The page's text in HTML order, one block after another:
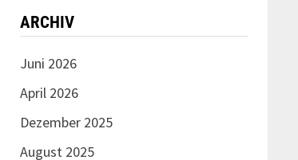
ARCHIV
Juni 2026
April 2026
Dezember 2025
August 2025